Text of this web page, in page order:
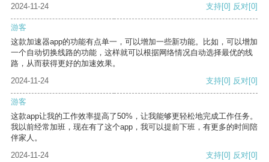
2024-11-24 支持[0] 反对[0]
游客
这款加速器app的功能有点单一，可以增加一些新功能。比如，可以增加
一个自动切换线路的功能，这样就可以根据网络情况自动选择最优的线
路，从而获得更好的加速效果。
2024-11-24
支持[0] 反对[0]
游客
这款app让我的工作效率提高了50%，让我能够更轻松地完成工作任务。
我以前经常加班，现在有了这个app，我可以提前下班，有更多的时间陪
伴家人。
2024-11-24
支持[0] 反对[0]